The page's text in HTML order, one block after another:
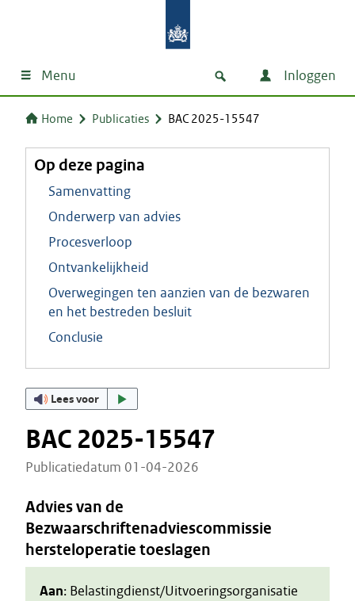
Menu Inloggen
Home Publicaties BAC 2025-15547
Op deze pagina
Samenvatting
Onderwerp van advies
Procesverloop
Ontvankelijkheid
Overwegingen ten aanzien van de bezwaren
en het bestreden besluit
Conclusie
Lees voor
BAC 2025-15547
Publicatiedatum 01-04-2026
Advies van de
Bezwaarschriftenadviescommissie
hersteloperatie toeslagen
Aan: Belastingdienst/Uitvoeringsorganisatie